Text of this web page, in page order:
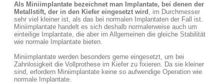
Als Miniimplantate bezeichnet man Implantate, bei denen der
Metallstift, der in den Kiefer eingesetzt wird , im Durchmesser
sehr viel kleiner ist, als das bei normalen Implantaten der Fall ist.
Miniimplantate handelt es sich deshalb normalerweise auch um
einteilige Implantate, die aber im Allgemeinen die gleiche Stabilität
wie normale Implantate bieten.
Miniimplantate werden besonders gerne eingesetzt, um bei
Zahnlosigkeit die Vollprothese im Kiefer zu fixieren. Da sie kleiner
sind, erfordern Miniimplantate keine so aufwendige Operation wie
normale Implantate.